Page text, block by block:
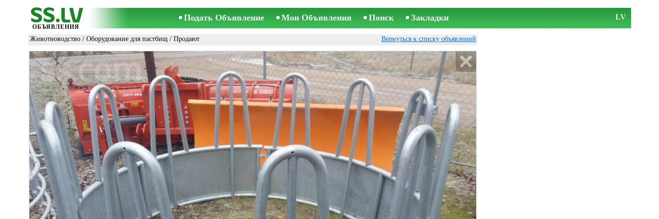
ОБЪЯВЛЕНИЯ
Подать Объявление Мои Объявления Поиск Закладки LV
Животноводство / Оборудование для пастбищ / Продают Вернуться к списку объявлений